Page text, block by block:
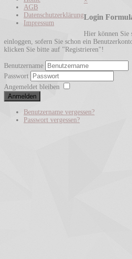
AGB
Datenschutzerklärung
Impressum
Login
Hier können Sie
einloggen, sofern Sie schon ein
klicken Sie bitte auf "Registrieren"!
Benutzername
Passwort
Angemeldet bleiben
Anmelden
Benutzername vergessen?
Passwort vergessen?